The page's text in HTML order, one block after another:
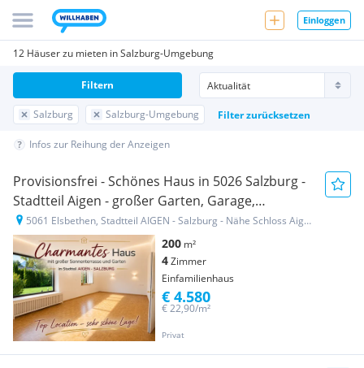
Einloggen
12 Häuser zu mieten in Salzburg-Umgebung
Salzburg Salzburg-Umgebung Filter zurücksetzen
Filtern
Infos zur Reihung der Anzeigen
Provisionsfrei - Schönes Haus in 5026 Salzburg -
Stadtteil Aigen - großer Garten, Garage,
Parkplatz, Sauna
5061 Elsbethen, Stadtteil AIGEN - Salzburg - Nähe Schloss Aigen
200 m²
4Zimmer
Einfamilienhaus
Privat
€ 22,90/m²
€ 4.580